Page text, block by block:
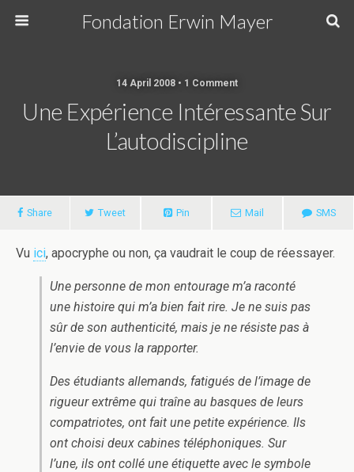
Fondation Erwin Mayer
14 April 2008 • 1 Comment
Une Expérience Intéressante Sur
L’autodiscipline
Share Tweet Pin Mail SMS
Vu ici, apocryphe ou non, ça vaudrait le coup de réessayer.
Une personne de mon entourage m’a raconté
une histoire qui m’a bien fait rire. Je ne suis pas
sûr de son authenticité, mais je ne résiste pas à
l’envie de vous la rapporter.
Des étudiants allemands, fatigués de l’image de
rigueur extrême qui traîne au basques de leurs
compatriotes, ont fait une petite expérience. Ils
ont choisi deux cabines téléphoniques. Sur
l’une, ils ont collé une étiquette avec le symbole